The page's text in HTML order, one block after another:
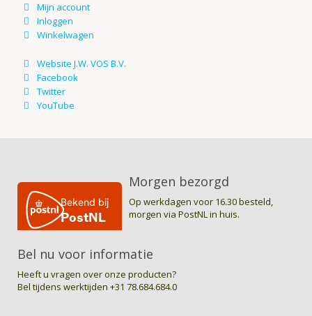
Morgen bezorgd
Op werkdagen voor 16.30 besteld,
morgen via PostNL in huis.
Bel nu voor informatie
Heeft u vragen over onze producten?
Bel tijdens werktijden +31 78.684.684.0